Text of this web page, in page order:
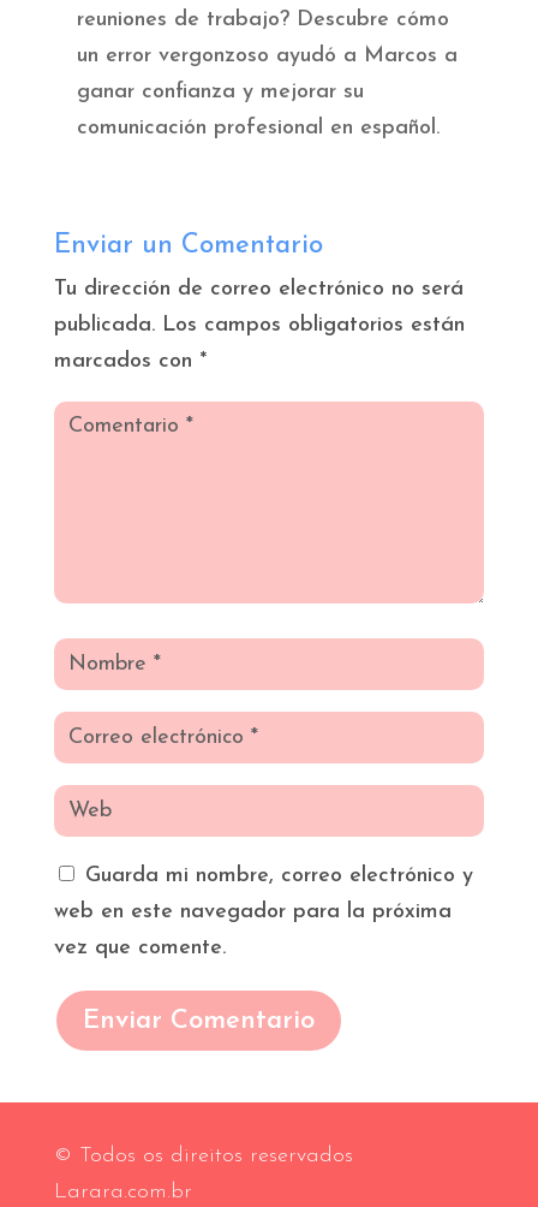
reuniones de trabajo? Descubre cómo
un error vergonzoso ayudó a Marcos a
ganar confianza y mejorar su
comunicación profesional en español.
Enviar un Comentario
Tu dirección de correo electrónico no será
publicada. Los campos obligatorios están
marcados con *
Guarda mi nombre, correo electrónico y
web en este navegador para la próxima
vez que comente.
Enviar Comentario
© Todos os direitos reservados
Larara.com.br